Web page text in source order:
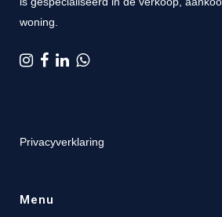
woning.
Privacyverklaring
Menu